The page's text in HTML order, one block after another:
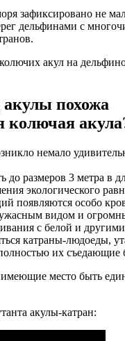
зафиксировано не
дельфинами с
акул на
похожа
колючая
немало
до размеров 3 метра в
экологического
появляются особо
видом и
с белой и
катраны-людоеды,
их съедающие
место быть
акулы-катран: